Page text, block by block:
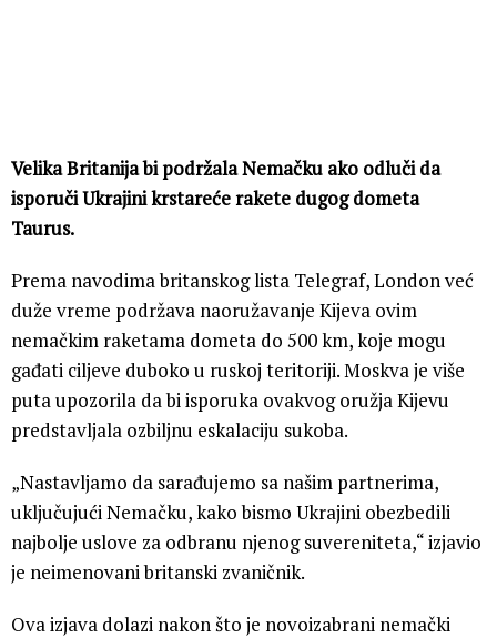
Velika Britanija bi podržala Nemačku ako odluči da
isporuči Ukrajini krstareće rakete dugog dometa
Taurus.
Prema navodima britanskog lista Telegraf, London već
duže vreme podržava naoružavanje Kijeva ovim
nemačkim raketama dometa do 500 km, koje mogu
gađati ciljeve duboko u ruskoj teritoriji. Moskva je više
puta upozorila da bi isporuka ovakvog oružja Kijevu
predstavljala ozbiljnu eskalaciju sukoba.
„Nastavljamo da sarađujemo sa našim partnerima,
uključujući Nemačku, kako bismo Ukrajini obezbedili
najbolje uslove za odbranu njenog suvereniteta,“ izjavio
je neimenovani britanski zvaničnik.
Ova izjava dolazi nakon što je novoizabrani nemački